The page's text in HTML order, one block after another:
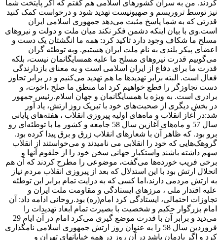
کردند. من به سران کشورهای اسلامی هم گفتم که اگر پایتخت شما
نیز توسط تروریسم و صهیونیست تهدید شود و درخواست کمک کنید
قدرتی که به شما پاسخ مثبت می‌دهد جمهوری اسلامی ایران
است.وی با بیان اینکه دشمن فکر نکند میان ملت و دولت و نیروهای
مسلح ما شکاف وجود دارد تاکید کرد: همه ما انگشتان یک دست و
اعضای پیکر بلندی به نام ملت ایران هستیم. وبه توطئه گران
می‌گوییم قدرت نیروهای مسلح ما علیه همسایگانمان نیست، بلکه
قدرت ما برای دفاع از ایران اسلامی است و به معنای بازدارندگی
فعال است. البته برابر تهدیدها ما هم تهدید می‌کنیم و در برابر تجاوز
دست تجاوزگر را قطع خواهیم کرد اما منطق ما صلح ،اخوت، و
برادری است. به ویژه با همسایگانمان و جهان اسلام.رئیس جمهور
در بخش دیگری از صحبت‌های خود با تبریک روز ارتش، یاد آور
شد:در آغاز انقلاب و ماه‌های اولیه پیروزی انقلاب ، هفته‌های پایانی
سال 57 و ماه‌های آغازین سال 58 جامعه و کشور ما با توطئه‌ای رو
برو بود. که ظاهر آن با شعارهای انقلاب زرق و برق پیدا کرده بود.
گروهک‌هایی که خود را انقلابی می نامیدند و می‌خواستند از انقلاب
سهم داشته باشند واستکبار جهانی سخن خود را از حلقوم آنها و
برخی فریب خورده‌ها می‌گفت، موضوعی را مطرح کردند که آن هم
انحلال ارتش بود با این استدلال که بعد از پیروزی انقلاب مردم نیاز
به ارتش مردمی دارند،اما کسی که به درایت تمام برابر این توطئه
علیه اقتدار ملی ، مرزهای ایستادگی‌ و مقاومت ملت ایران و
تجاوزات احتمالی، ایستادگی کرد امام(ره) بود.روحانی ادامه داد: آن
امام بزرگوار حکیم و شخصیت با بصیرت تمام ابعاد تهدیدات را
می‌دید و برابر آن با قدرت موضع گیری می‌کرد امام در آن ایام 29
فروردین سال 58 را به عنوان روز ارتش جمهوری اسلامی نامگذاری
کرد و اگر یادمان باشد در آن روز در همه خیابانهای تهران و